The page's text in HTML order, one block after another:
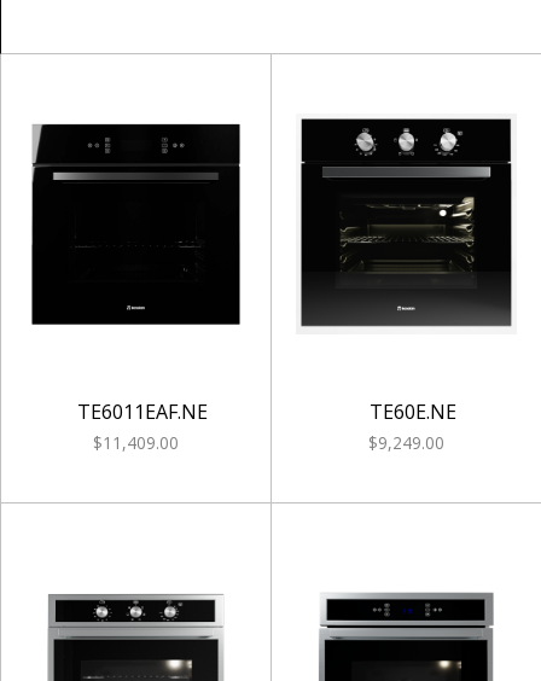
TE6011EAF.NE
$11,409.00
TE60E.NE
$9,249.00